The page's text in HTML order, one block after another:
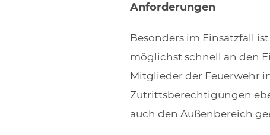
Anforderungen
Besonders im Einsatzfall
möglichst schnell an den
Mitglieder der Feuerwehr
Zutrittsberechtigungen
auch den Außenbereich